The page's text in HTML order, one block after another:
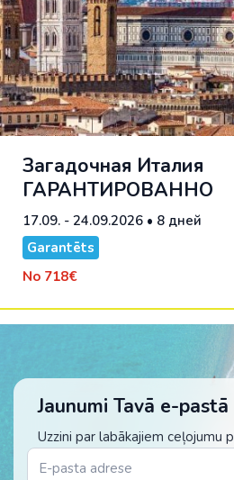
Загадочная Италия
ГАРАНТИРОВАННО
17.09. - 24.09.2026 • 8 дней
Garantēts
No 718€
Jaunumi Tavā e-pastā
Uzzini par labākajiem ceļojumu